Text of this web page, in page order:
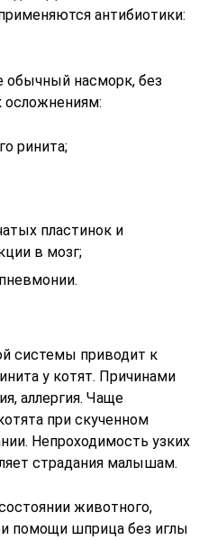
антибиотики:
обычный насморк, без
осложнениям:
ринита;
пластинок и
в мозг;
системы приводит к
у котят. Причинами
аллергия. Чаще
при скученном
Непроходимость узких
страдания малышам.
животного,
помощи шприца без иглы